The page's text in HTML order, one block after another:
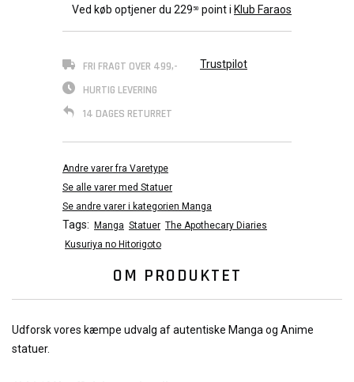
Ved køb optjener du 229 50 point i Klub Faraos
FRI FRAGT OVER 499,-
HURTIG LEVERING
14 DAGES RETURRET
Trustpilot
Andre varer fra Varetype
Se alle varer med Statuer
Se andre varer i kategorien Manga
Tags: Manga Statuer The Apothecary Diaries
Kusuriya no Hitorigoto
OM PRODUKTET
Udforsk vores kæmpe udvalg af autentiske Manga og Anime
statuer.